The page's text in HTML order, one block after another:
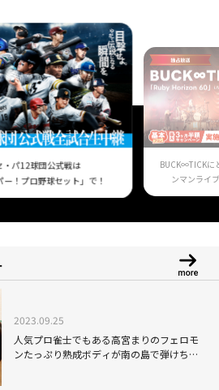
・パ12球団公式戦は
ー！プロ野球セット」で！
BUCK∞TICKに
ンマンライ
2023.09.25
人気プロ雀士でもある高宮まりのフェロモ
ンたっぷり熟成ボディが南の島で弾けちゃ